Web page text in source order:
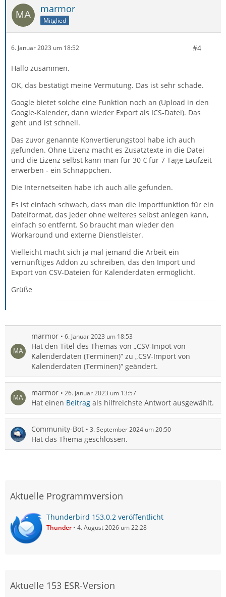
marmor
Mitglied
6. Januar 2023 um 18:52 #4
Hallo zusammen,
OK, das bestätigt meine Vermutung. Das ist sehr schade.
Google bietet solche eine Funktion noch an (Upload in den
Google-Kalender, dann wieder Export als ICS-Datei). Das
geht und ist schnell.
Das zuvor genannte Konvertierungstool habe ich auch
gefunden. Ohne Lizenz macht es Zusatztexte in die Datei
und die Lizenz selbst kann man für 30 € für 7 Tage Laufzeit
erwerben - ein Schnäppchen.
Die Internetseiten habe ich auch alle gefunden.
Es ist einfach schwach, dass man die Importfunktion für ein
Dateiformat, das jeder ohne weiteres selbst anlegen kann,
einfach so entfernt. So braucht man wieder den
Workaround und externe Dienstleister.
Vielleicht macht sich ja mal jemand die Arbeit ein
vernünftiges Addon zu schreiben, das den Import und
Export von CSV-Dateien für Kalenderdaten ermöglicht.
Grüße
marmor 6. Januar 2023 um 18:53
Hat den Titel des Themas von „CSV-Impot von
Kalenderdaten (Terminen)“ zu „CSV-Import von
Kalenderdaten (Terminen)“ geändert.
marmor 26. Januar 2023 um 13:57
Hat einen Beitrag als hilfreichste Antwort ausgewählt.
Community-Bot 3. September 2024 um 20:50
Hat das Thema geschlossen.
Aktuelle Programmversion
Thunderbird 153.0.2 veröffentlicht
Thunder 4. August 2026 um 22:28
Aktuelle 153 ESR-Version